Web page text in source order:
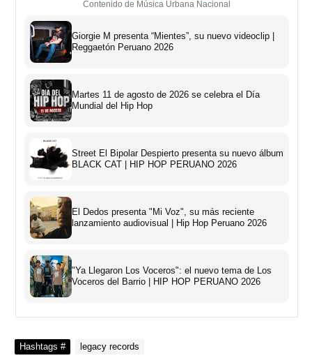
Contenido de Música Urbana Nacional
Giorgie M presenta “Mientes”, su nuevo videoclip |
Reggaetón Peruano 2026
Martes 11 de agosto de 2026 se celebra el Día
Mundial del Hip Hop
Street El Bipolar Despierto presenta su nuevo álbum
BLACK CAT | HIP HOP PERUANO 2026
El Dedos presenta "Mi Voz", su más reciente
lanzamiento audiovisual | Hip Hop Peruano 2026
"Ya Llegaron Los Voceros": el nuevo tema de Los
Voceros del Barrio | HIP HOP PERUANO 2026
Hashtags # legacy records